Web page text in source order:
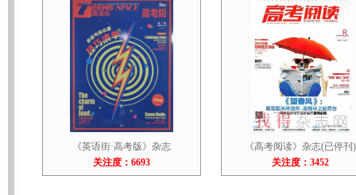
《英语街·高考版》杂志
关注度：6693
《高考阅读》杂志(已停刊)
关注度：3452